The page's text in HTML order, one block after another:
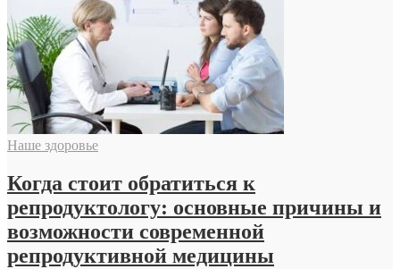
дрон
Наше здоровье
Когда стоит обратиться к
репродуктологу: основные причины и
возможности современной
репродуктивной медицины